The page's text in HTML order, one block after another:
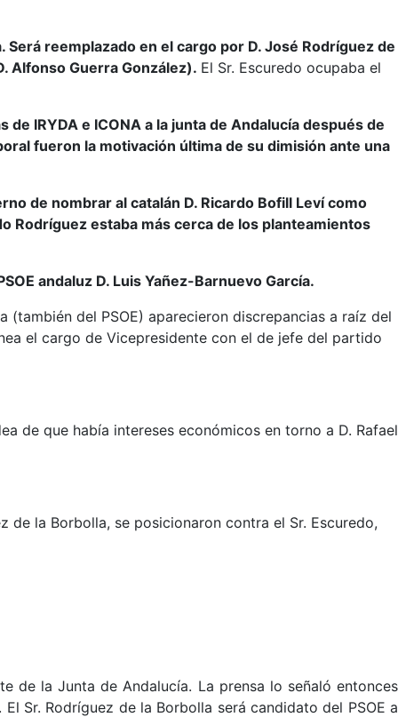
reemplazado en el cargo por D. José Rodríguez de
Alfonso Guerra González). El Sr. Escuredo ocupaba el
IRYDA e ICONA a la junta de Andalucía después de
fueron la motivación última de su dimisión ante una
de nombrar al catalán D. Ricardo Bofill Leví como
Rodríguez estaba más cerca de los planteamientos
andaluz D. Luis Yañez-Barnuevo García.
(también del PSOE) aparecieron discrepancias a raíz del
el cargo de Vicepresidente con el de jefe del partido
de que había intereses económicos en torno a D. Rafael
de la Borbolla, se posicionaron contra el Sr. Escuredo,
de la Junta de Andalucía. La prensa lo señaló entonces
Sr. Rodríguez de la Borbolla será candidato del PSOE a